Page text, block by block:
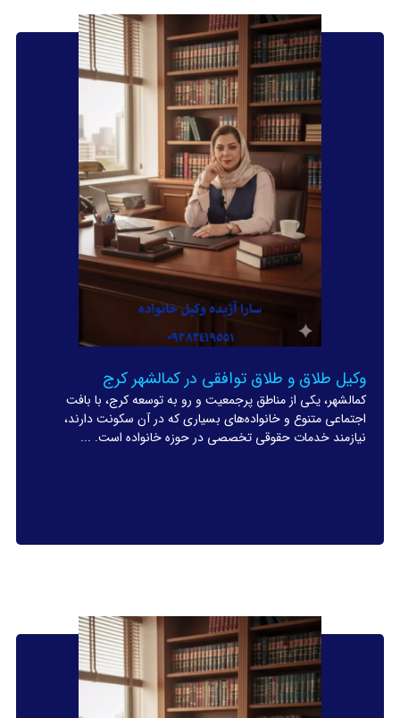
وکیل طلاق و طلاق توافقی در کمالشهر کرج
کمالشهر، یکی از مناطق پرجمعیت و رو به توسعه کرج، با بافت
اجتماعی متنوع و خانواده‌های بسیاری که در آن سکونت دارند،
نیازمند خدمات حقوقی تخصصی در حوزه خانواده است. ...